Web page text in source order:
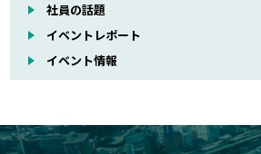
社員の話題
イベントレポート
イベント情報